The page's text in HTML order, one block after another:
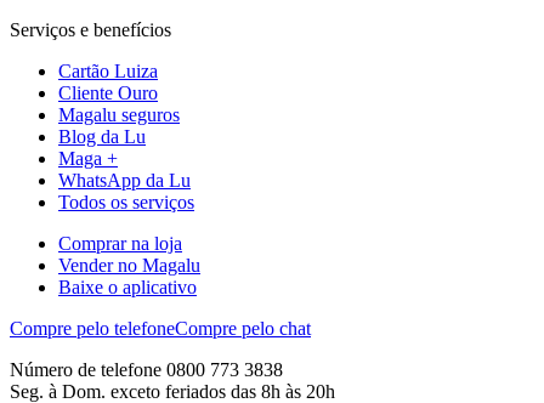
Serviços e benefícios
Cartão Luiza
Cliente Ouro
Magalu seguros
Blog da Lu
Maga +
WhatsApp da Lu
Todos os serviços
Comprar na loja
Vender no Magalu
Baixe o aplicativo
Compre pelo telefoneCompre pelo chat
Número de telefone 0800 773 3838
Seg. à Dom. exceto feriados das 8h às 20h